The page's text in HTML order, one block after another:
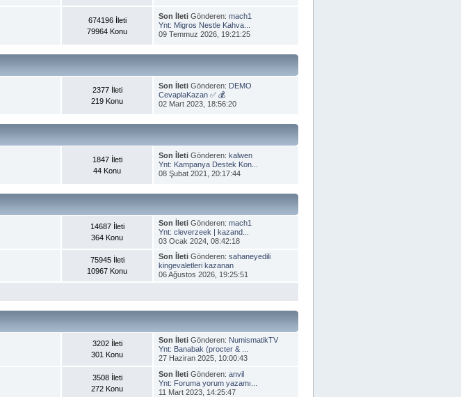
674196 İleti
79964 Konu
Son İleti Gönderen:mach1
Ynt: Migros Nestle Kahva...
09 Temmuz 2026, 19:21:25
2377 İleti
219 Konu
Son İleti Gönderen: DEMO
CevaplaKazan ✅ 💰
02 Mart 2023, 18:56:20
1847 İleti
44 Konu
Son İleti Gönderen:kalwen
Ynt: Kampanya Destek Kon...
08 Şubat 2021, 20:17:44
14687 İleti
364 Konu
Son İleti Gönderen:mach1
Ynt: cleverzeek | kazand...
03 Ocak 2024, 08:42:18
75945 İleti
10967 Konu
Son İleti Gönderen:sahaneyedili
kingevaletleri kazanan
06 Ağustos 2026, 19:25:51
3202 İleti
301 Konu
Son İleti Gönderen: NumismatikTV
Ynt: Banabak (procter & ...
27 Haziran 2025, 10:00:43
3508 İleti
272 Konu
Son İleti Gönderen:anvil
Ynt: Foruma yorum yazamı...
11 Mart 2023, 14:25:47